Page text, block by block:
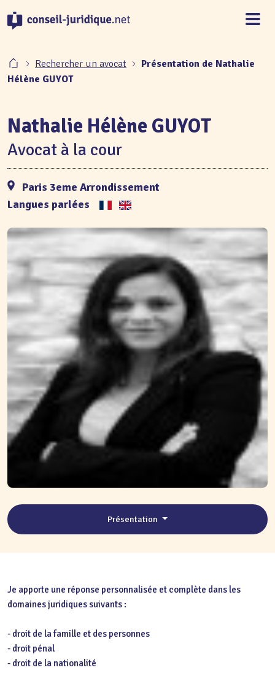
Rechercher un avocat
Présentation de Nathalie
Hélène GUYOT
Nathalie Hélène GUYOT
Avocat à la cour
Paris 3eme Arrondissement
Langues parlées
Présentation
Je apporte une réponse personnalisée et complète dans les
domaines juridiques suivants :
- droit de la famille et des personnes
- droit pénal
- droit de la nationalité